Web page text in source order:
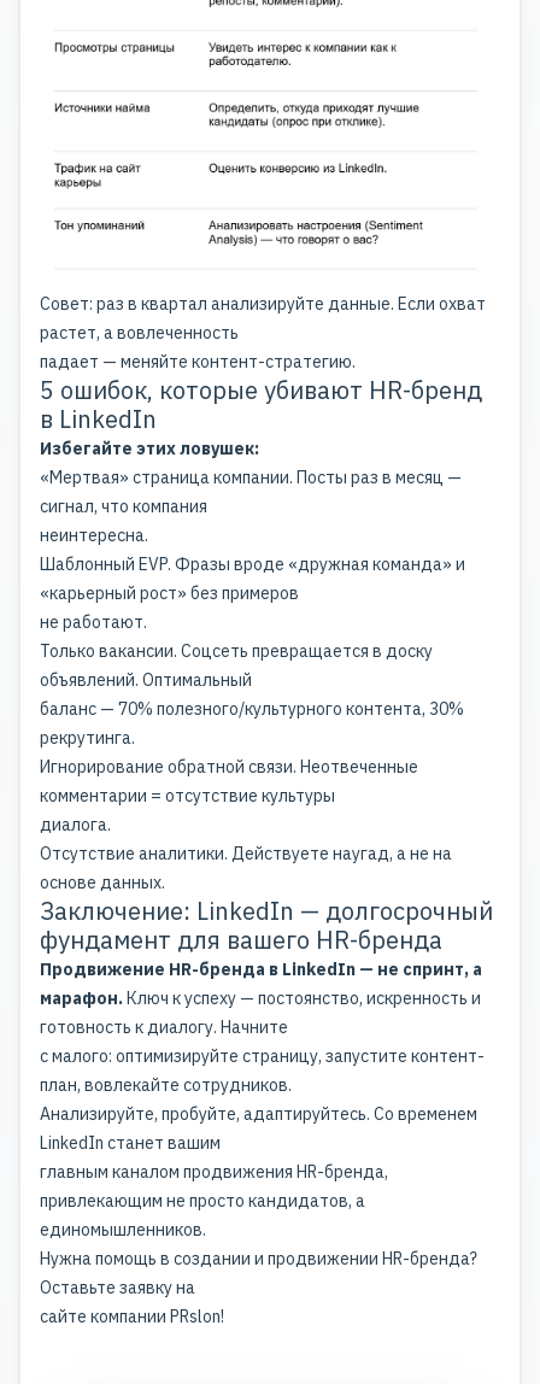
Совет: раз в квартал анализируйте данные. Если охват
растет, а вовлеченность
падает — меняйте контент-стратегию.
5 ошибок, которые убивают HR-бренд
в LinkedIn
Избегайте этих ловушек:
«Мертвая» страница компании. Посты раз в месяц —
сигнал, что компания
неинтересна.
Шаблонный EVP. Фразы вроде «дружная команда» и
«карьерный рост» без примеров
не работают.
Только вакансии. Соцсеть превращается в доску
объявлений. Оптимальный
баланс — 70% полезного/культурного контента, 30%
рекрутинга.
Игнорирование обратной связи. Неотвеченные
комментарии = отсутствие культуры
диалога.
Отсутствие аналитики. Действуете наугад, а не на
основе данных.
Заключение: LinkedIn — долгосрочный
фундамент для вашего HR-бренда
Продвижение HR-бренда в LinkedIn — не спринт, а
марафон.Ключ к успеху — постоянство, искренность и
готовность к диалогу. Начните
с малого: оптимизируйте страницу, запустите контент-
план, вовлекайте сотрудников.
Анализируйте, пробуйте, адаптируйтесь. Со временем
LinkedIn станет вашим
главным каналом продвижения HR-бренда,
привлекающим не просто кандидатов, а
единомышленников.
Нужна помощь в создании и продвижении HR-бренда?
Оставьте заявку на
сайте компании PRslon!